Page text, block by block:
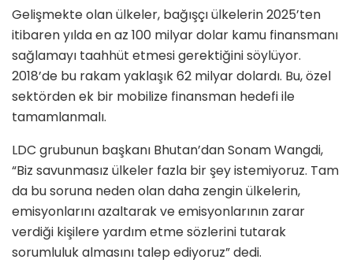
Gelişmekte olan ülkeler, bağışçı ülkelerin 2025’ten
itibaren yılda en az 100 milyar dolar kamu finansmanı
sağlamayı taahhüt etmesi gerektiğini söylüyor.
2018’de bu rakam yaklaşık 62 milyar dolardı. Bu, özel
sektörden ek bir mobilize finansman hedefi ile
tamamlanmalı.
LDC grubunun başkanı Bhutan’dan Sonam Wangdi,
“Biz savunmasız ülkeler fazla bir şey istemiyoruz. Tam
da bu soruna neden olan daha zengin ülkelerin,
emisyonlarını azaltarak ve emisyonlarının zarar
verdiği kişilere yardım etme sözlerini tutarak
sorumluluk almasını talep ediyoruz” dedi.